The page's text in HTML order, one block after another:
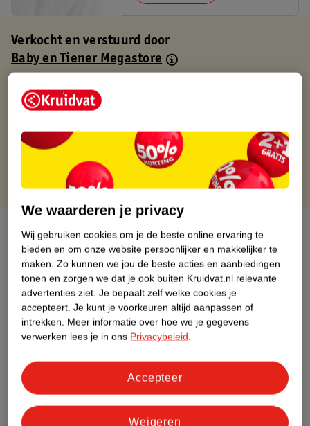
Verkocht en verstuurd door
Baby en Tiener Megastore
Binnen 1 werkdag verstuurd
Gratis thuisbezorgd
Gratis punten met je Kruidvat kaart
Over dit product
Productinformatie
Etiketinformatie
Nature Impact Score
Dit product heeft (nog) geen Nature
Impact Score.
Meer informatie
We waarderen je privacy
Wij gebruiken cookies om je de beste online ervaring te
bieden en om onze website persoonlijker en makkelijker te
maken. Zo kunnen we jou de beste acties en aanbiedingen
tonen en zorgen we dat je ook buiten Kruidvat.nl relevante
advertenties ziet. Je bepaalt zelf welke cookies je
accepteert. Je kunt je voorkeuren altijd aanpassen of
intrekken. Meer informatie over hoe we je gegevens
verwerken lees je in ons Privacybeleid.
Weigeren
Accepteer